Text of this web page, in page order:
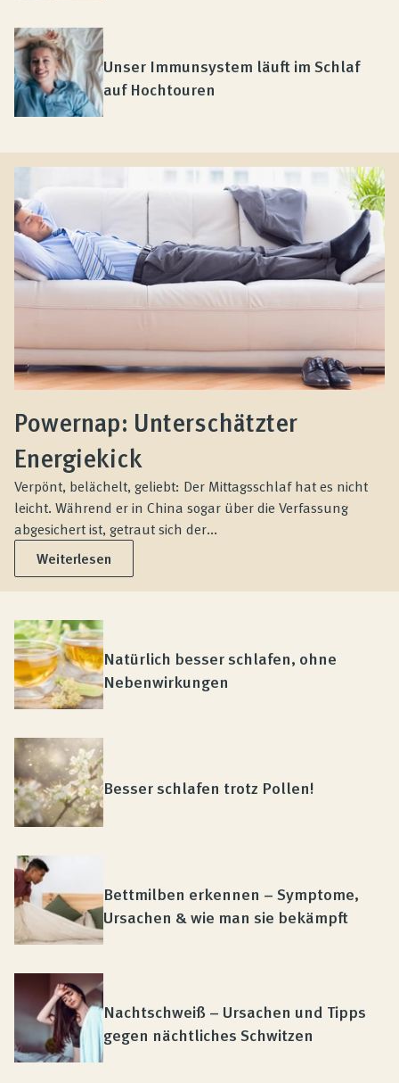
Unser Immunsystem läuft im Schlaf
auf Hochtouren
Powernap: Unterschätzter
Energiekick
Verpönt, belächelt, geliebt: Der Mittagsschlaf hat es nicht
leicht. Während er in China sogar über die Verfassung
abgesichert ist, getraut sich der...
Weiterlesen
Natürlich besser schlafen, ohne
Nebenwirkungen
Besser schlafen trotz Pollen!
Bettmilben erkennen – Symptome,
Ursachen & wie man sie bekämpft
Nachtschweiß – Ursachen und Tipps
gegen nächtliches Schwitzen